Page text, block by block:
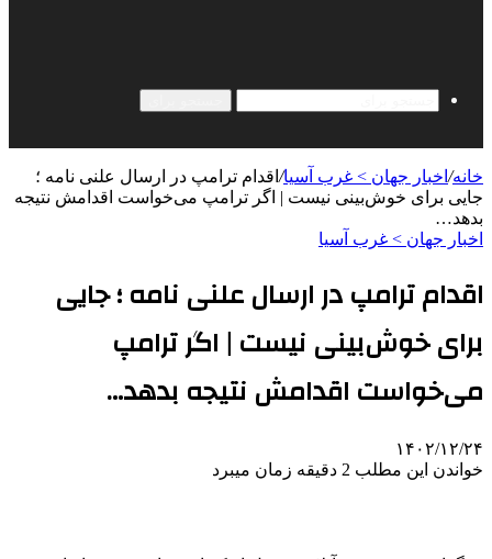
خانه/ اخبار جهان > غرب آسیا/ اقدام ترامپ در ارسال علنی نامه ؛
جایی برای خوش‌بینی نیست | اگر ترامپ می‌خواست اقدامش نتیجه
بدهد…
اخبار جهان > غرب آسیا
اقدام ترامپ در ارسال علنی نامه ؛ جایی
برای خوش‌بینی نیست | اگر ترامپ
می‌خواست اقدامش نتیجه بدهد…
۱۴۰۲/۱۲/۲۴
خواندن این مطلب 2 دقیقه زمان میبرد